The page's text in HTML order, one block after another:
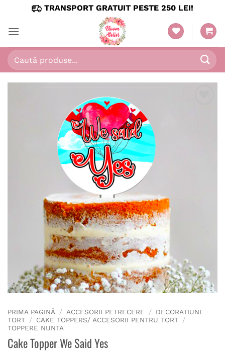
content
TRANSPORT GRATUIT PESTE 250 LEI!
Caută
după:
PRIMA PAGINĂ / ACCESORII PETRECERE / DECORATIUNI
TORT / CAKE TOPPERS/ ACCESORII PENTRU TORT /
TOPPERE NUNTA
Cake Topper We Said Yes